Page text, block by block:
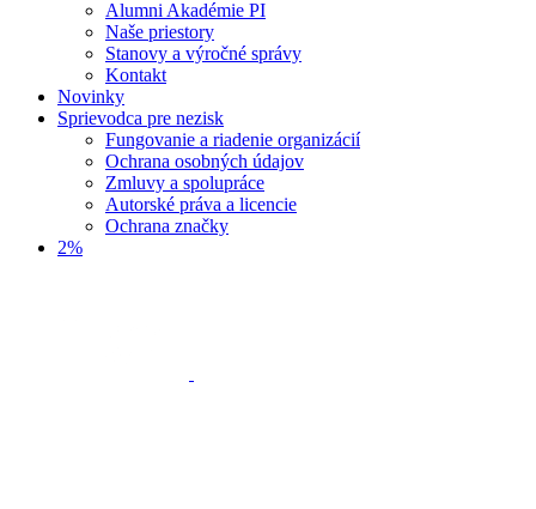
Alumni Akadémie PI
Naše priestory
Stanovy a výročné správy
Kontakt
Novinky
Sprievodca pre nezisk
Fungovanie a riadenie organizácií
Ochrana osobných údajov
Zmluvy a spolupráce
Autorské práva a licencie
Ochrana značky
2%